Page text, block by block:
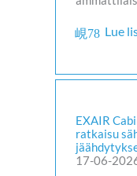
Lue
EXAIR
ratkaisu
17-06-